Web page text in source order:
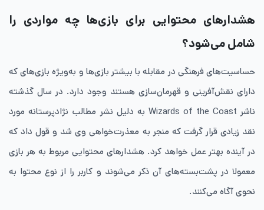
هشدارهای محتوایی برای بازی‌ها چه مواردی را
شامل می‌شود؟
حساسیت‌های فرهنگی در مقابله با بیشتر بازی‌ها و به‌ویژه بازی‌های که
دارای نقش‌آفرینی و قهرمان‌سازی هستند وجود دارد. در سال گذشته
ناشر Wizards of the Coast به دلیل نشر مطالب نژادپرستانه مورد
نقد زیادی قرار گرفت که منجر به معذرت‌خواهی وی شد و قول داد که
در آینده بهتر عمل خواهد کرد. هشدارهای محتوایی مربوط به هر بازی
معمولا در پشت‌بسته‌های آن ذکر می‌شوند و کاربر را از نوع محتوا به
نحوی آگاه می‌کنند.